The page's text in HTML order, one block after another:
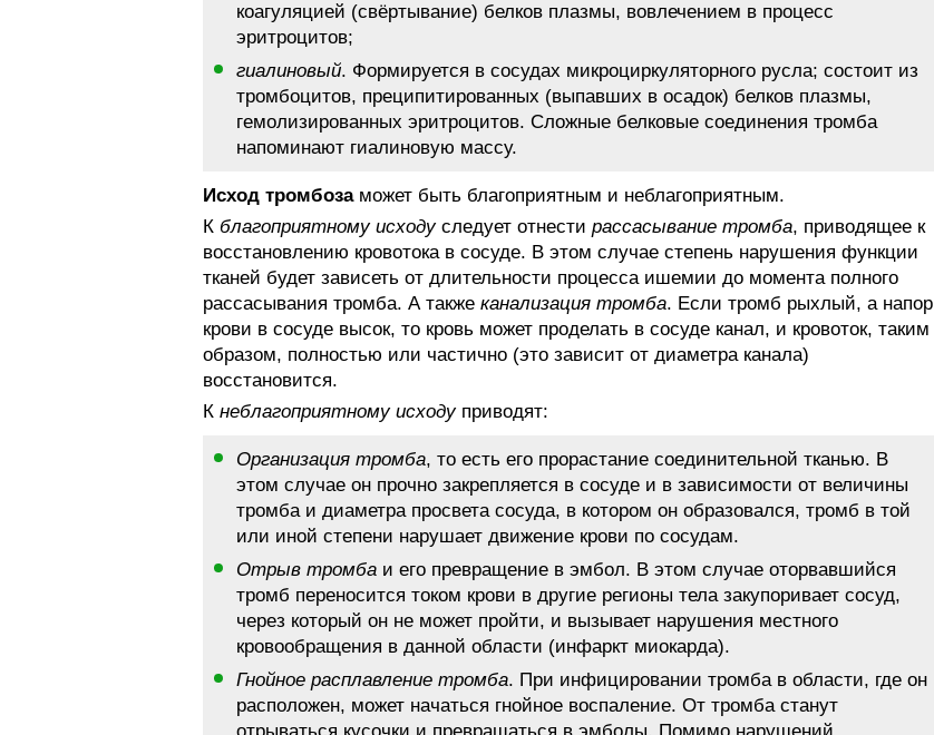
коагуляцией (свёртывание) белков плазмы, вовлечением в процесс
эритроцитов;
гиалиновый. Формируется в сосудах микроциркуляторного русла; состоит из
тромбоцитов, преципитированных (выпавших в осадок) белков плазмы,
гемолизированных эритроцитов. Сложные белковые соединения тромба
напоминают гиалиновую массу.
Исход тромбозаможет быть благоприятным и неблагоприятным.
К благоприятному исходуследует отнести рассасывание тромба, приводящее к
восстановлению кровотока в сосуде. В этом случае степень нарушения функции
тканей будет зависеть от длительности процесса ишемии до момента полного
рассасывания тромба. А также канализация тромба. Если тромб рыхлый, а напор
крови в сосуде высок, то кровь может проделать в сосуде канал, и кровоток, таким
образом, полностью или частично (это зависит от диаметра канала)
восстановится.
К неблагоприятному исходуприводят:
Организация тромба, то есть его прорастание соединительной тканью. В
этом случае он прочно закрепляется в сосуде и в зависимости от величины
тромба и диаметра просвета сосуда, в котором он образовался, тромб в той
или иной степени нарушает движение крови по сосудам.
Отрыв тромба и его превращение в эмбол. В этом случае оторвавшийся
тромб переносится током крови в другие регионы тела закупоривает сосуд,
через который он не может пройти, и вызывает нарушения местного
кровообращения в данной области (инфаркт миокарда).
Гнойное расплавление тромба. При инфицировании тромба в области, где он
расположен, может начаться гнойное воспаление. От тромба станут